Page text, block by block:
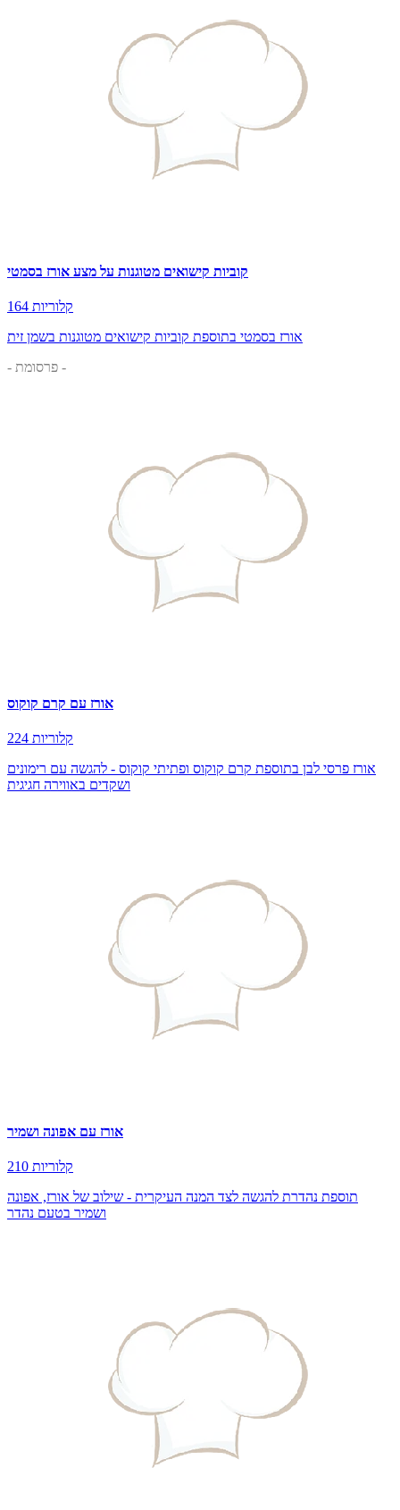
קוביות קישואים מטוגנות על מצע אורז בסמטי
164 קלוריות
אורז בסמטי בתוספת קוביות קישואים מטוגנות בשמן זית
- פרסומת -
אורז עם קרם קוקוס
224 קלוריות
אורז פרסי לבן בתוספת קרם קוקוס ופתיתי קוקוס - להגשה עם רימונים
ושקדים באווירה חגיגית
אורז עם אפונה ושמיר
210 קלוריות
תוספת נהדרת להגשה לצד המנה העיקרית - שילוב של אורז, אפונה
ושמיר בטעם נהדר